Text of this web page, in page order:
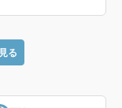
る